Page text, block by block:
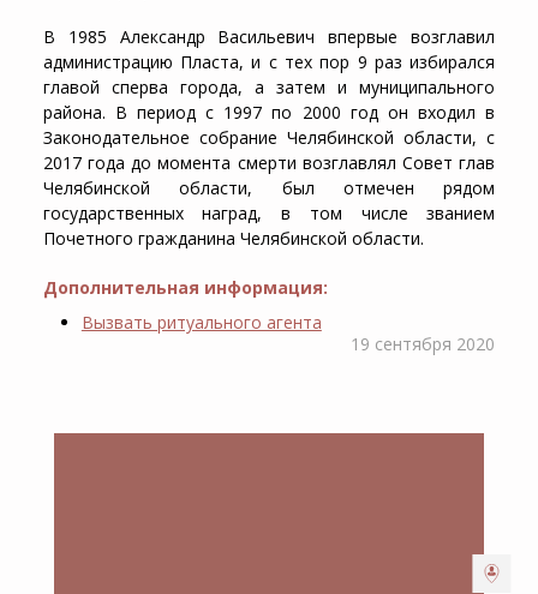
В 1985 Александр Васильевич впервые возглавил
администрацию Пласта, и с тех пор 9 раз избирался
главой сперва города, а затем и муниципального
района. В период с 1997 по 2000 год он входил в
Законодательное собрание Челябинской области, с
2017 года до момента смерти возглавлял Совет глав
Челябинской области, был отмечен рядом
государственных наград, в том числе званием
Почетного гражданина Челябинской области.
Дополнительная информация:
Вызвать ритуального агента
19 сентября 2020